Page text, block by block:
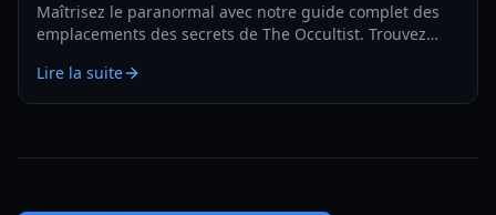
Maîtrisez le paranormal avec notre guide complet des
emplacements des secrets de The Occultist. Trouvez
découvrez le passé d'Alan.
Lire la suite